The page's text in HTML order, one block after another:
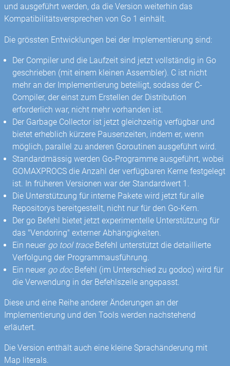
und ausgeführt werden, da die Version weiterhin das
Kompatibilitätsversprechen von Go 1 einhält.
Die grössten Entwicklungen bei der Implementierung sind:
Der Compiler und die Laufzeit sind jetzt vollständig in Go
geschrieben (mit einem kleinen Assembler). C ist nicht
mehr an der Implementierung beteiligt, sodass der C-
Compiler, der einst zum Erstellen der Distribution
erforderlich war, nicht mehr vorhanden ist.
Der Garbage Collector ist jetzt gleichzeitig verfügbar und
bietet erheblich kürzere Pausenzeiten, indem er, wenn
möglich, parallel zu anderen Goroutinen ausgeführt wird.
Standardmässig werden Go-Programme ausgeführt, wobei
GOMAXPROCS die Anzahl der verfügbaren Kerne festgelegt
ist. In früheren Versionen war der Standardwert 1.
Die Unterstützung für interne Pakete wird jetzt für alle
Repositorys bereitgestellt, nicht nur für den Go-Kern.
Der go Befehl bietet jetzt experimentelle Unterstützung für
das "Vendoring" externer Abhängigkeiten.
Ein neuer go tool traceBefehl unterstützt die detaillierte
Verfolgung der Programmausführung.
Ein neuer go docBefehl (im Unterschied zu godoc) wird für
die Verwendung in der Befehlszeile angepasst.
Diese und eine Reihe anderer Änderungen an der
Implementierung und den Tools werden nachstehend
erläutert.
Die Version enthält auch eine kleine Sprachänderung mit
Map literals.